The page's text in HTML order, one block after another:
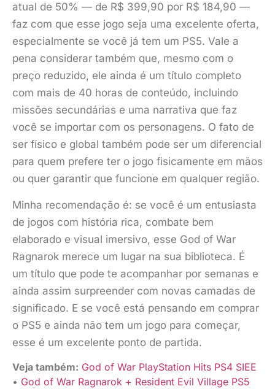
atual de 50% — de R$ 399,90 por R$ 184,90 —
faz com que esse jogo seja uma excelente oferta,
especialmente se você já tem um PS5. Vale a
pena considerar também que, mesmo com o
preço reduzido, ele ainda é um título completo
com mais de 40 horas de conteúdo, incluindo
missões secundárias e uma narrativa que faz
você se importar com os personagens. O fato de
ser físico e global também pode ser um diferencial
para quem prefere ter o jogo fisicamente em mãos
ou quer garantir que funcione em qualquer região.
Minha recomendação é: se você é um entusiasta
de jogos com história rica, combate bem
elaborado e visual imersivo, esse God of War
Ragnarok merece um lugar na sua biblioteca. É
um título que pode te acompanhar por semanas e
ainda assim surpreender com novas camadas de
significado. E se você está pensando em comprar
o PS5 e ainda não tem um jogo para começar,
esse é um excelente ponto de partida.
Veja também: God of War PlayStation Hits PS4 SIEE
• God of War Ragnarok + Resident Evil Village PS5